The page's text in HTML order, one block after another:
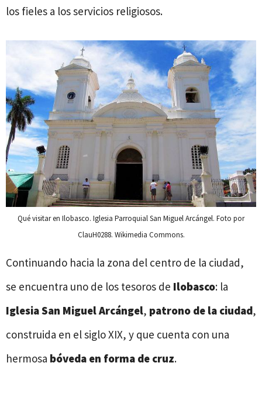
los fieles a los servicios religiosos.
Qué visitar en Ilobasco. Iglesia Parroquial San Miguel Arcángel. Foto por
ClauH0288. Wikimedia Commons.
Continuando hacia la zona del centro de la ciudad,
se encuentra uno de los tesoros de Ilobasco: la
Iglesia San Miguel Arcángel, patrono de la ciudad,
construida en el siglo XIX, y que cuenta con una
hermosa bóveda en forma de cruz.